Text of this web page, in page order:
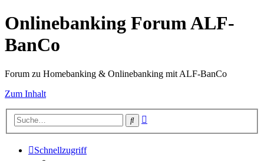
Onlinebanking Forum ALF-
BanCo
Forum zu Homebanking & Onlinebanking mit ALF-BanCo
Zum Inhalt
Suche
Schnellzugriff